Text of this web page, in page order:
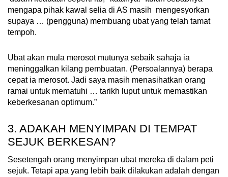
mengapa pihak kawal selia di AS masih mengesyorkan
supaya … (pengguna) membuang ubat yang telah tamat
tempoh.
Ubat akan mula merosot mutunya sebaik sahaja ia
meninggalkan kilang pembuatan. (Persoalannya) berapa
cepat ia merosot. Jadi saya masih menasihatkan orang
ramai untuk mematuhi … tarikh luput untuk memastikan
keberkesanan optimum.”
3. ADAKAH MENYIMPAN DI TEMPAT
SEJUK BERKESAN?
Sesetengah orang menyimpan ubat mereka di dalam peti
sejuk. Tetapi apa yang lebih baik dilakukan adalah dengan